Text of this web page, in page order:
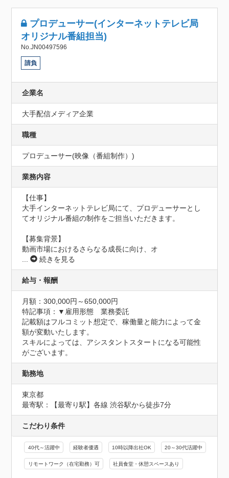
プロデューサー(インターネットテレビ局
オリジナル番組担当)
No.JN00497596
請負
企業名
大手配信メディア企業
職種
プロデューサー(映像（番組制作）)
業務内容
【仕事】
大手インターネットテレビ局にて、プロデューサーとし
てオリジナル番組の制作をご担当いただきます。
【募集背景】
動画市場におけるさらなる成長に向け、オ
...
続きを見る
給与・報酬
月額：300,000円～650,000円
特記事項：▼雇用形態　業務委託
記載額はフルコミット想定で、稼働量と能力によって金
額が変動いたします。
スキルによっては、アシスタントスタートになる可能性
がございます。
勤務地
東京都
最寄駅：【最寄り駅】各線 渋谷駅から徒歩7分
こだわり条件
40代～活躍中 経験者優遇 10時以降出社OK 20～30代活躍中
リモートワーク（在宅勤務）可 社員食堂・休憩スペースあり